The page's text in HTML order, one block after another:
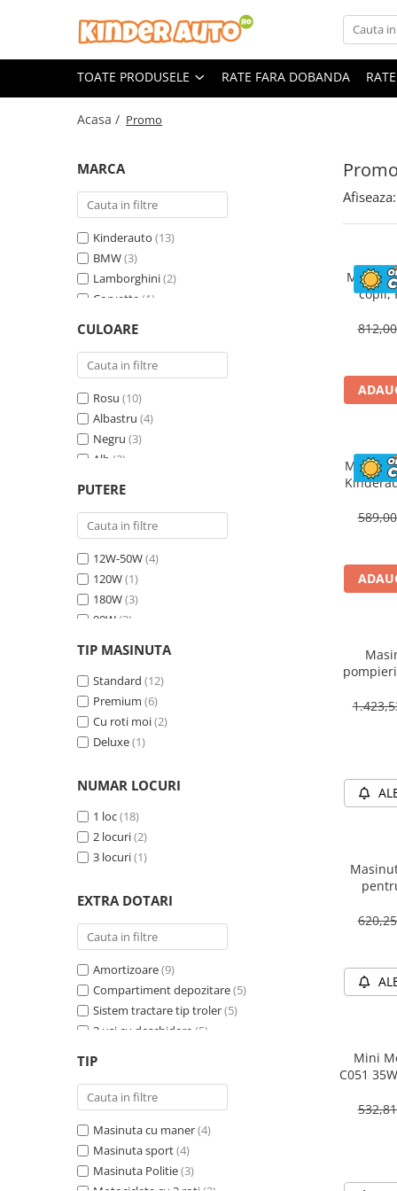
Toate Produsele
Produse in stoc
Masinute electrice
ATV & UTV Electrice
Vehicule electrice adulti
Vehicule speciale copii
Motociclete Drift-Trike
Masinute electrice Mercedes
Masinute electrice tip SUV
Piese & Accesorii
Jucarii RC cu telecomanda
TOATE PRODUSELE RATE FARA DOBANDA
Acasa / Promo
Promo
MARCA
Kinderauto (13)
BMW(3)
Lamborghini(2)
Corvette (1)
Mercedes
CULOARE
Rosu (10)
Albastru (4)
Negru (3)
Alb (2)
Galben
PUTERE
12W-50W(4)
120W(1)
180W(3)
90W (3)
30W (1)
60W(2)
TIP MASINUTA
Standard (12)
Premium (6)
Cu roti moi(2)
Deluxe(1)
NUMAR LOCURI
1 loc(18)
2 locuri(2)
3 locuri(1)
EXTRA DOTARI
Amortizoare(9)
Compartiment depozitare(5)
Sistem tractare tip troler(5)
2 usi cu deschidere (5)
Schimbator viteza
Bluetooth(4)
Baterie detasabila(3)
Megafon (2)
4X4 (2)
TIP
Masinuta cu maner(4)
Masinuta sport(4)
Masinuta Politie(3)
Afiseaza:
copii,
Mini
C051